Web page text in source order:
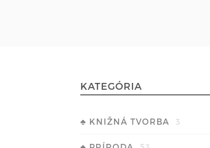
KATEGÓRIA
♣ KNIŽNÁ TVORBA 3